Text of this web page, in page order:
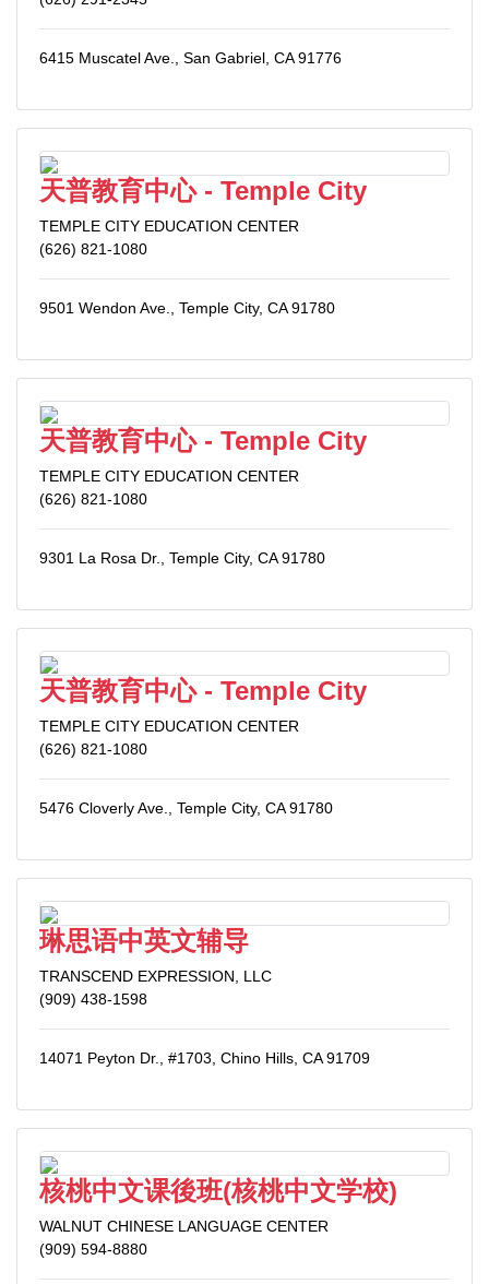
6415 Muscatel Ave., San Gabriel, CA 91776
天普教育中心 - Temple City
TEMPLE CITY EDUCATION CENTER
(626) 821-1080
9501 Wendon Ave., Temple City, CA 91780
天普教育中心 - Temple City
TEMPLE CITY EDUCATION CENTER
(626) 821-1080
9301 La Rosa Dr., Temple City, CA 91780
天普教育中心 - Temple City
TEMPLE CITY EDUCATION CENTER
(626) 821-1080
5476 Cloverly Ave., Temple City, CA 91780
琳思语中英文辅导
TRANSCEND EXPRESSION, LLC
(909) 438-1598
14071 Peyton Dr., #1703, Chino Hills, CA 91709
核桃中文课後班(核桃中文学校)
WALNUT CHINESE LANGUAGE CENTER
(909) 594-8880